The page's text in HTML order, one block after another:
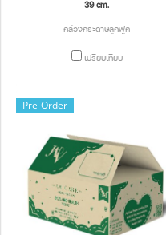
39 cm.
กล่องกระดาษลูกฟูก
เปรียบเทียบ
Pre-Order